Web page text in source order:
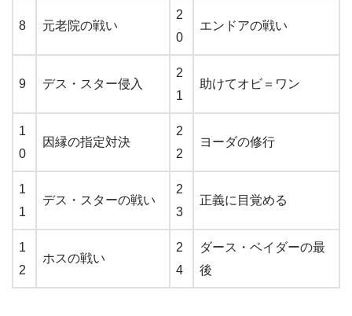
8 元老院の戦い
2
0
エンドアの戦い
9 デス・スター侵入
2
1
助けてオビ＝ワン
1
0
因縁の指定対決
2
2
ヨーダの修行
1
1
デス・スターの戦い
2
3
正義に目覚める
1
2
ホスの戦い
2
4
ダース・ベイダーの最
後